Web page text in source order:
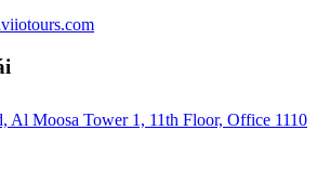
Al Moosa Tower 1, 11th Floor, Office 1110